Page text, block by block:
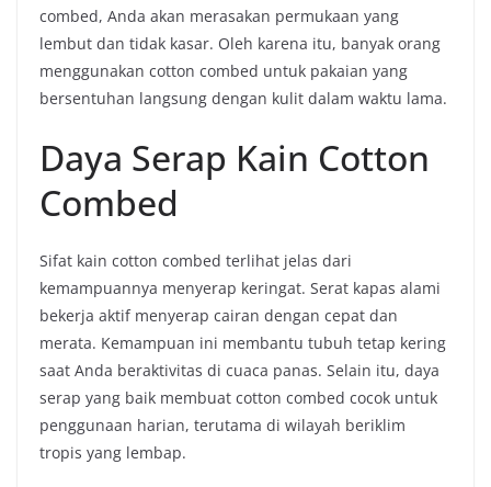
combed, Anda akan merasakan permukaan yang
lembut dan tidak kasar. Oleh karena itu, banyak orang
menggunakan cotton combed untuk pakaian yang
bersentuhan langsung dengan kulit dalam waktu lama.
Daya Serap Kain Cotton
Combed
Sifat kain cotton combed terlihat jelas dari
kemampuannya menyerap keringat. Serat kapas alami
bekerja aktif menyerap cairan dengan cepat dan
merata. Kemampuan ini membantu tubuh tetap kering
saat Anda beraktivitas di cuaca panas. Selain itu, daya
serap yang baik membuat cotton combed cocok untuk
penggunaan harian, terutama di wilayah beriklim
tropis yang lembap.